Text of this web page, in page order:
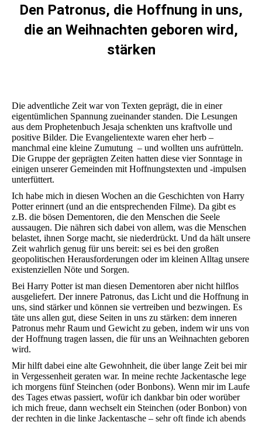
Den Patronus, die Hoffnung in uns,
die an Weihnachten geboren wird,
stärken
Die adventliche Zeit war von Texten geprägt, die in einer
eigentümlichen Spannung zueinander standen. Die Lesungen
aus dem Prophetenbuch Jesaja schenkten uns kraftvolle und
positive Bilder. Die Evangelientexte waren eher herb –
manchmal eine kleine Zumutung – und wollten uns aufrütteln.
Die Gruppe der geprägten Zeiten hatten diese vier Sonntage in
einigen unserer Gemeinden mit Hoffnungstexten und -impulsen
unterfüttert.
Ich habe mich in diesen Wochen an die Geschichten von Harry
Potter erinnert (und an die entsprechenden Filme). Da gibt es
z.B. die bösen Dementoren, die den Menschen die Seele
aussaugen. Die nähren sich dabei von allem, was die Menschen
belastet, ihnen Sorge macht, sie niederdrückt. Und da hält unsere
Zeit wahrlich genug für uns bereit: sei es bei den großen
geopolitischen Herausforderungen oder im kleinen Alltag unsere
existenziellen Nöte und Sorgen.
Bei Harry Potter ist man diesen Dementoren aber nicht hilflos
ausgeliefert. Der innere Patronus, das Licht und die Hoffnung in
uns, sind stärker und können sie vertreiben und bezwingen. Es
täte uns allen gut, diese Seiten in uns zu stärken: dem inneren
Patronus mehr Raum und Gewicht zu geben, indem wir uns von
der Hoffnung tragen lassen, die für uns an Weihnachten geboren
wird.
Mir hilft dabei eine alte Gewohnheit, die über lange Zeit bei mir
in Vergessenheit geraten war. In meine rechte Jackentasche lege
ich morgens fünf Steinchen (oder Bonbons). Wenn mir im Laufe
des Tages etwas passiert, wofür ich dankbar bin oder worüber
ich mich freue, dann wechselt ein Steinchen (oder Bonbon) von
der rechten in die linke Jackentasche – sehr oft finde ich abends